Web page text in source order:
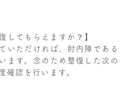
してもらえますか？】
いただければ、肘内障である
ます。念のため整復した次の
確認を行います。